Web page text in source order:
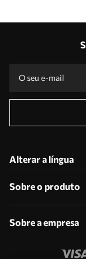
Alterar a língua
Sobre o produto
Sobre a empresa